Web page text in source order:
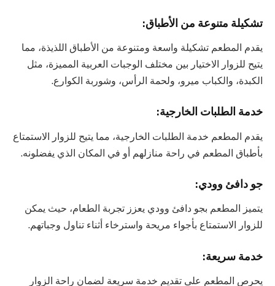
تشكيلة متنوعة من الأطباق:
يقدم المطعم تشكيلة واسعة ومتنوعة من الأطباق اللذيذة، مما
يتيح للزوار الاختيار بين مختلف الوجبات العربية المميزة، مثل
الكبدة، والكباب ميرو، ولحمة الرأس، وشوربة الكوارع.
خدمة الطلبات الخارجية:
يقدم المطعم خدمة الطلبات الخارجية، مما يتيح للزوار الاستمتاع
بأطباق المطعم في راحة منازلهم أو في المكان الذي يفضلونه.
جو دافئ وودي:
يتميز المطعم بجو دافئ وودي يعزز تجربة الطعام، حيث يمكن
للزوار الاستمتاع بأجواء مريحة واسترخاء أثناء تناول وجباتهم.
خدمة سريعة:
يحرص المطعم على تقديم خدمة سريعة لضمان راحة الزوار